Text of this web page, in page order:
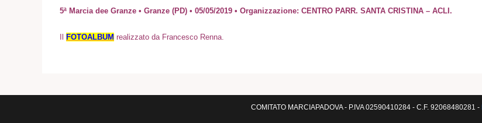
5ª Marcia dee Granze • Granze (PD) • 05/05/2019 • Organizzazione: CENTRO PARR. SANTA CRISTINA – ACLI.
Il FOTOALBUM realizzato da Francesco Renna.
COMITATO MARCIAPADOVA - P.IVA 02590410284 - C.F. 92068480281 -